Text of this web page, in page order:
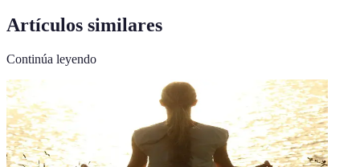
Artículos similares
Continúa leyendo